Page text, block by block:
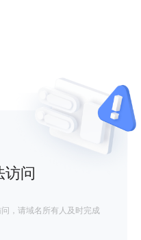
访问
，请域名所有人及时完成